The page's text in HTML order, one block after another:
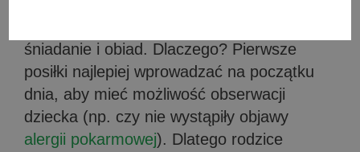
śniadanie i obiad. Dlaczego? Pierwsze
posiłki najlepiej wprowadzać na początku
dnia, aby mieć możliwość obserwacji
dziecka (np. czy nie wystąpiły objawy
alergii pokarmowej). Dlatego rodzice